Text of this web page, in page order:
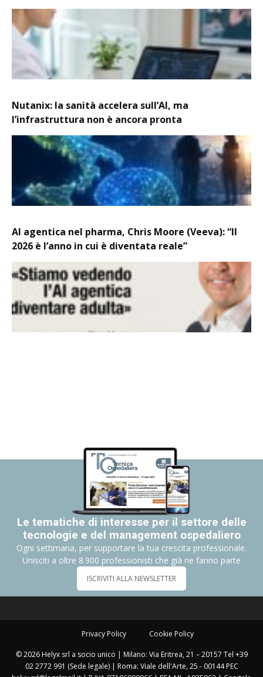
Nutanix: la sanità accelera sull’AI, ma
l’infrastruttura non è ancora pronta
AI agentica nel pharma, Chris Moore (Veeva): “Il
2026 è l’anno in cui è diventata reale”
Le tematiche di interesse per il settore delle
tecnologie e del management ospedaliero
Ogni settimana, per supportare la tua crescita professionale.
Unisciti a oltre 8.900 professionisti che già ne fanno parte
ISCRIVITI ALLA NEWSLETTER
Privacy Policy Cookie Policy
© 2026 Helyx srl a socio unico | Milano: Via Eritrea, 21 – 20157 Tel +39
02 2772 991 (Sede legale) | Roma: Viale dell'Arte, 25 - 00144 PEC